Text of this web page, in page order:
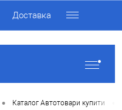
Доставка
• Каталог Автотовари купити